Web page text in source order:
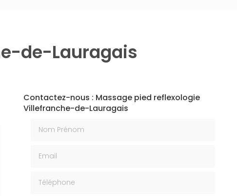
de-Lauragais
Contactez-nous : Massage pied reflexologie
Villefranche-de-Lauragais